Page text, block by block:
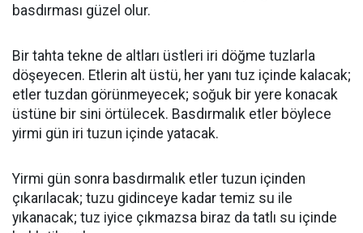
basdırması güzel olur.
Bir tahta tekne de altları üstleri iri döğme tuzlarla
döşeyecen. Etlerin alt üstü, her yanı tuz içinde kalacak;
etler tuzdan görünmeyecek; soğuk bir yere konacak
üstüne bir sini örtülecek. Basdırmalık etler böylece
yirmi gün iri tuzun içinde yatacak.
Yirmi gün sonra basdırmalık etler tuzun içinden
çıkarılacak; tuzu gidinceye kadar temiz su ile
yıkanacak; tuz iyice çıkmazsa biraz da tatlı su içinde